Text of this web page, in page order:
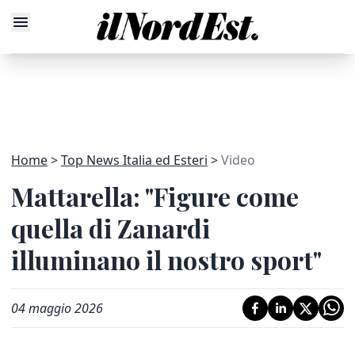
Home Top News Italia ed Esteri Video
Mattarella: "Figure come
quella di Zanardi
illuminano il nostro sport"
04 maggio 2026